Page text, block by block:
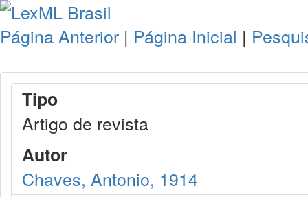
Página Anterior | Página Inicial |
Tipo
Artigo de revista
Autor
Chaves, Antonio, 1914